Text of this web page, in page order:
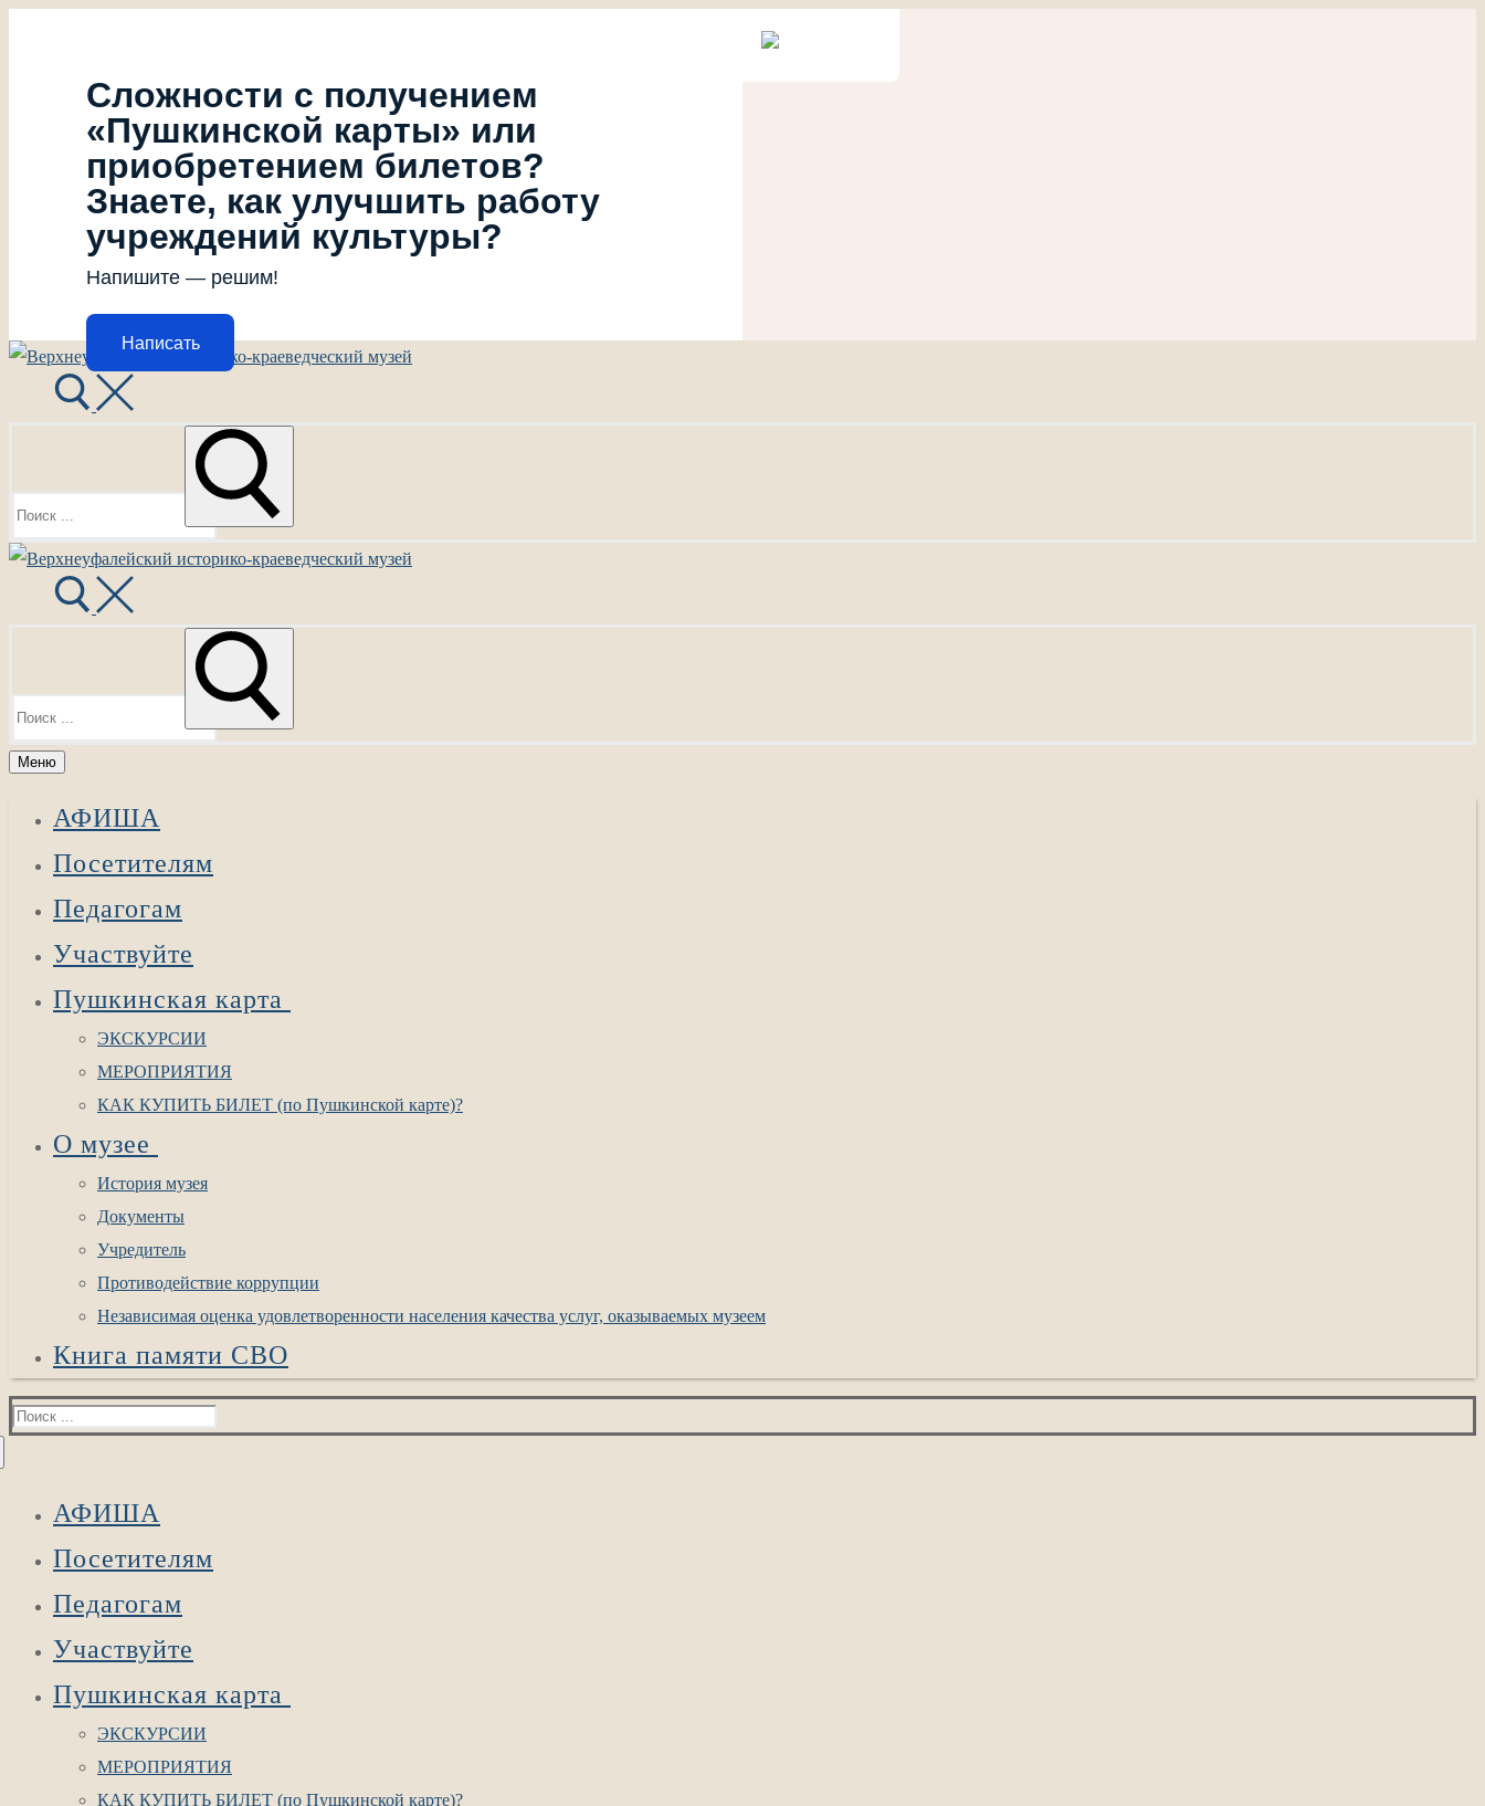
Сложности с получением
«Пушкинской карты» или
приобретением билетов?
Знаете, как улучшить работу
учреждений культуры?
Напишите — решим!
Написать
Перейти
содержимому
Меню
Закрыть
Меню
АФИША
Посетителям
Педагогам
Участвуйте
Пушкинская карта
ЭКСКУРСИИ
МЕРОПРИЯТИЯ
КАК КУПИТЬ БИЛЕТ (по Пушкинской карте)?
О музее
История музея
Документы
Учредитель
Противодействие коррупции
Независимая оценка удовлетворенности населения качества услуг, оказываемых музеем
Книга памяти СВО
Найти:
АФИША
Посетителям
Педагогам
Участвуйте
Пушкинская карта
ЭКСКУРСИИ
МЕРОПРИЯТИЯ
КАК КУПИТЬ БИЛЕТ (по Пушкинской карте)?